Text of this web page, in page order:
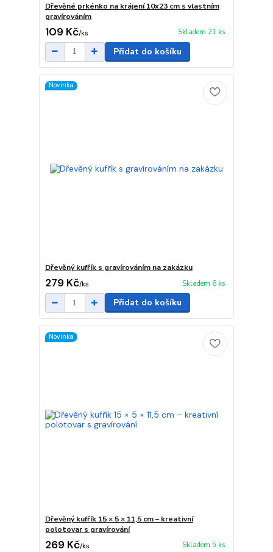
Dřevěné prkénko na krájení 10x23 cm s vlastním
gravírováním
109 Kč/ks Skladem 21 ks
Přidat do košíku
Novinka
Dřevěný kufřík s gravírováním na zakázku
279 Kč/ks Skladem 6 ks
Přidat do košíku
Novinka
Dřevěný kufřík 15 × 5 × 11,5 cm – kreativní
polotovar s gravírování
269 Kč/ks Skladem 5 ks